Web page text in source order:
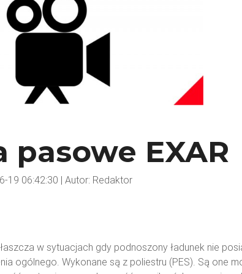
pasowe EXAR
19 06:42:30 | Autor: Redaktor
w sytuacjach gdy podnoszony ładunek nie
ogólnego. Wykonane są z poliestru (PES). Są one